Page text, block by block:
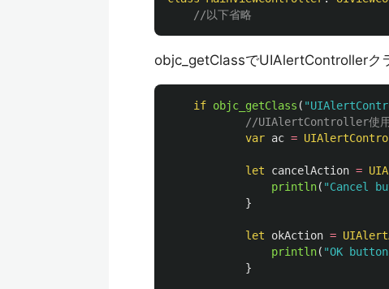
//以下省略
objc_getClassでUIAlertControllerク
if objc_getClass (
//UIAlertController使用
var ac =
let cancelAction =
println( "Cancel
}
let okAction =
println( "OK
}